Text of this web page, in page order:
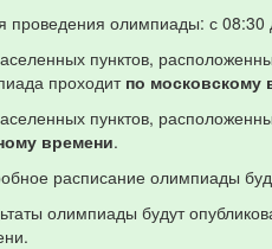
проведения олимпиады: с 08:30
пунктов,
проходит по московскому
пунктов,
времени.
расписание олимпиады
олимпиады будут